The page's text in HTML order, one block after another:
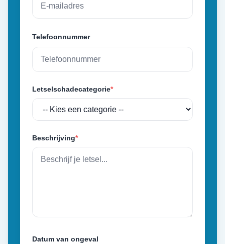
Telefoonnummer
Letselschadecategorie*
Beschrijving*
Datum van ongeval